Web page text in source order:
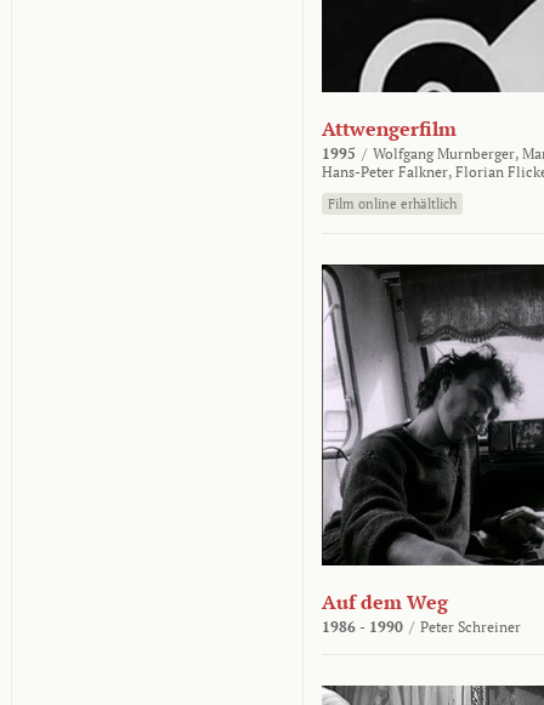
Attwengerfilm
1995 / Wolfgang Murnberger,
Hans-Peter Falkner, Florian
Film online erhältlich
Auf dem Weg
1986 - 1990 / Peter Schreiner